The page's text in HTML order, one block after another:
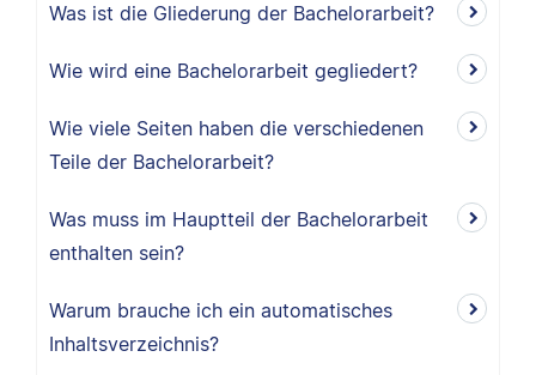
Was ist die Gliederung der Bachelorarbeit?
Wie wird eine Bachelorarbeit gegliedert?
Wie viele Seiten haben die verschiedenen
Teile der Bachelorarbeit?
Was muss im Hauptteil der Bachelorarbeit
enthalten sein?
Warum brauche ich ein automatisches
Inhaltsverzeichnis?